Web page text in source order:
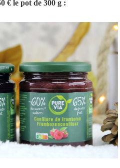
€ le pot de 300 g :